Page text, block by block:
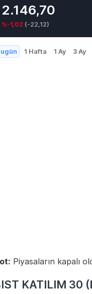
2.146,70
%-1,02 (-22,12)
1 Hafta 1 Ay 3 Ay
Piyasaların kapalı
KATILIM 30